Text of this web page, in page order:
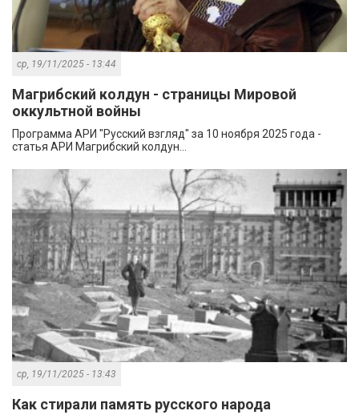
ср, 19/11/2025 - 13:44
Магрибский колдун - страницы Мировой
оккультной войны
Программа АРИ "Русский взгляд" за 10 ноября 2025 года -
статья АРИ Магрибский колдун...
ср, 19/11/2025 - 13:43
Как стирали память русского народа